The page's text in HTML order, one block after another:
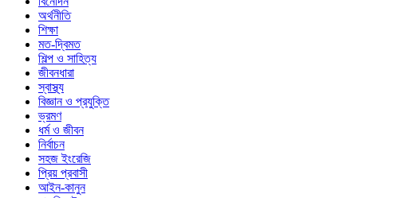
অর্থনীতি
শিক্ষা
মত-দ্বিমত
শিল্প ও সাহিত্য
জীবনধারা
স্বাস্থ্য
বিজ্ঞান ও প্রযুক্তি
ভ্রমণ
ধর্ম ও জীবন
নির্বাচন
সহজ ইংরেজি
প্রিয় প্রবাসী
আইন-কানুন